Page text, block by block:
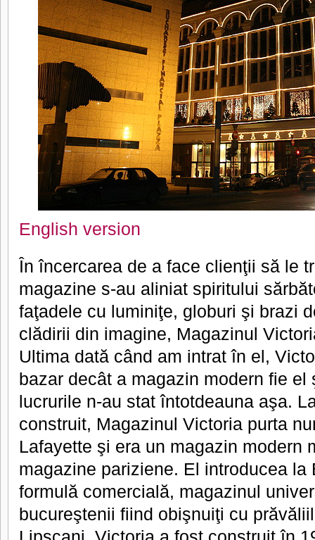
English version
În încercarea de a face clienţii să le
magazine s-au aliniat spiritului
faţadele cu luminiţe, globuri şi brazi
clădirii din imagine, Magazinul
Ultima dată când am intrat în el,
bazar decât a magazin modern fie el
lucrurile n-au stat întotdeauna aşa.
construit, Magazinul Victoria purta
Lafayette şi era un magazin modern
magazine pariziene. El introducea la
formulă comercială, magazinul
bucureştenii fiind obişnuiţi cu